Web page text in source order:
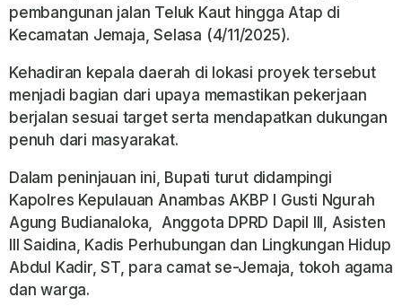
pembangunan jalan Teluk Kaut hingga Atap di
Kecamatan Jemaja, Selasa (4/11/2025).
Kehadiran kepala daerah di lokasi proyek tersebut
menjadi bagian dari upaya memastikan pekerjaan
berjalan sesuai target serta mendapatkan dukungan
penuh dari masyarakat.
Dalam peninjauan ini, Bupati turut didampingi
Kapolres Kepulauan Anambas AKBP I Gusti Ngurah
Agung Budianaloka, Anggota DPRD Dapil III, Asisten
III Saidina, Kadis Perhubungan dan Lingkungan Hidup
Abdul Kadir, ST, para camat se-Jemaja, tokoh agama
dan warga.